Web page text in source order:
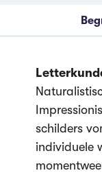
schilders
individuele